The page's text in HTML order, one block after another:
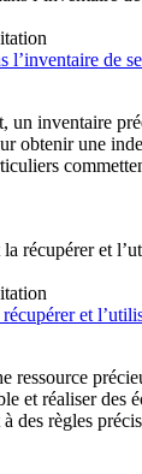
l’inventaire de
un inventaire
obtenir une
et
ressource
et réaliser des
des règles